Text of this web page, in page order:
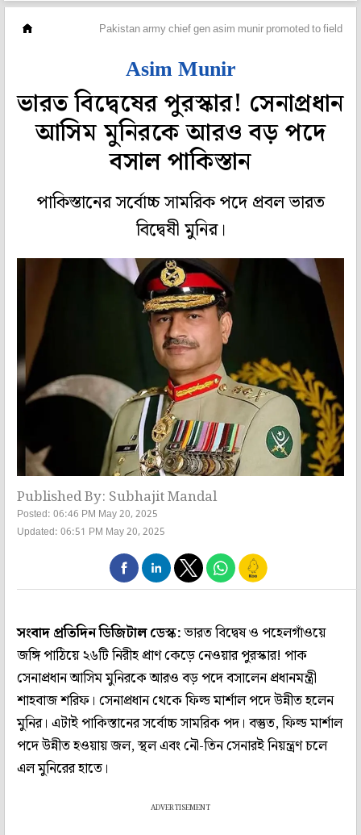
Pakistan army chief gen asim munir promoted to field
Asim Munir
ভারত বিদ্বেষের পুরস্কার! সেনাপ্রধান
আসিম মুনিরকে আরও বড় পদে
বসাল পাকিস্তান
পাকিস্তানের সর্বোচ্চ সামরিক পদে প্রবল ভারত
বিদ্বেষী মুনির।
Published By: Subhajit Mandal
Posted: 06:46 PM May 20, 2025
Updated: 06:51 PM May 20, 2025
সংবাদ প্রতিদিন ডিজিটাল ডেস্ক:ভারত বিদ্বেষ ও পহেলগাঁওয়ে
জঙ্গি পাঠিয়ে ২৬টি নিরীহ প্রাণ কেড়ে নেওয়ার পুরস্কার! পাক
সেনাপ্রধান আসিম মুনিরকে আরও বড় পদে বসালেন প্রধানমন্ত্রী
শাহবাজ শরিফ। সেনাপ্রধান থেকে ফিল্ড মার্শাল পদে উন্নীত হলেন
মুনির। এটাই পাকিস্তানের সর্বোচ্চ সামরিক পদ। বস্তুত, ফিল্ড মার্শাল
পদে উন্নীত হওয়ায় জল, স্থল এবং নৌ-তিন সেনারই নিয়ন্ত্রণ চলে
এল মুনিরের হাতে।
ADVERTISEMENT